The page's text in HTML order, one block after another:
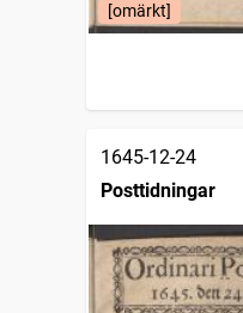
[omärkt]
1645-12-24
Posttidningar